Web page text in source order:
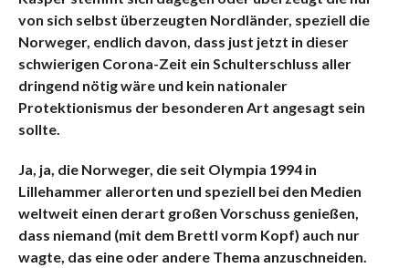
von sich selbst überzeugten Nordländer, speziell die
Norweger, endlich davon, dass just jetzt in dieser
schwierigen Corona-Zeit ein Schulterschluss aller
dringend nötig wäre und kein nationaler
Protektionismus der besonderen Art angesagt sein
sollte.
Ja, ja, die Norweger, die seit Olympia 1994 in
Lillehammer allerorten und speziell bei den Medien
weltweit einen derart großen Vorschuss genießen,
dass niemand (mit dem Brettl vorm Kopf) auch nur
wagte, das eine oder andere Thema anzuschneiden.